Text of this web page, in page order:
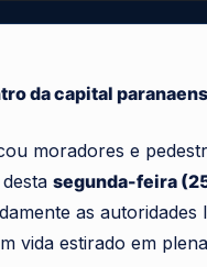
da capital
moradores e
segunda-feira
as
vida estirado em